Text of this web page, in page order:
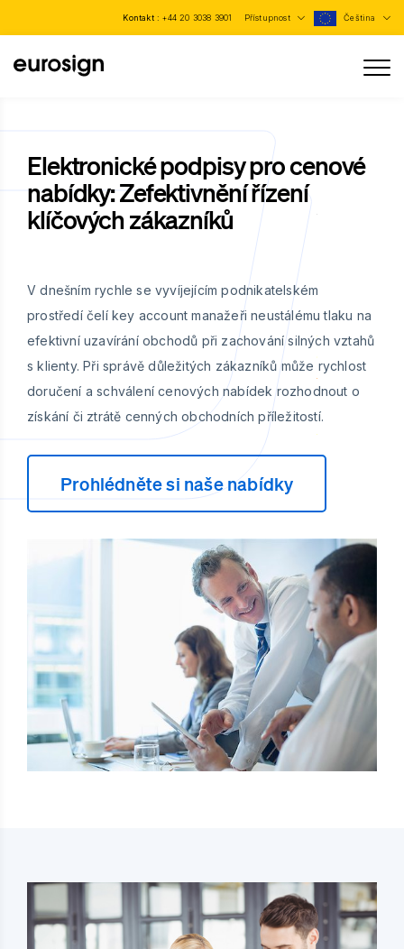
Kontakt :+44 20 3038 3901 Přístupnost Čeština
Elektronické podpisy pro cenové
nabídky: Zefektivnění řízení
klíčových zákazníků
V dnešním rychle se vyvíjejícím podnikatelském
prostředí čelí key account manažeři neustálému tlaku na
efektivní uzavírání obchodů při zachování silných vztahů
s klienty. Při správě důležitých zákazníků může rychlost
doručení a schválení cenových nabídek rozhodnout o
získání či ztrátě cenných obchodních příležitostí.
Prohlédněte si naše nabídky